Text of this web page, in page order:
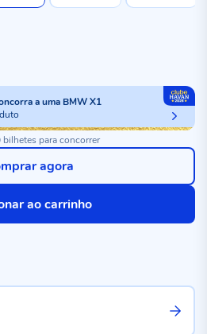
a uma BMW X1
para concorrer
ao carrinho
agora